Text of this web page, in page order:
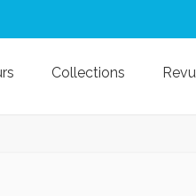
Collections